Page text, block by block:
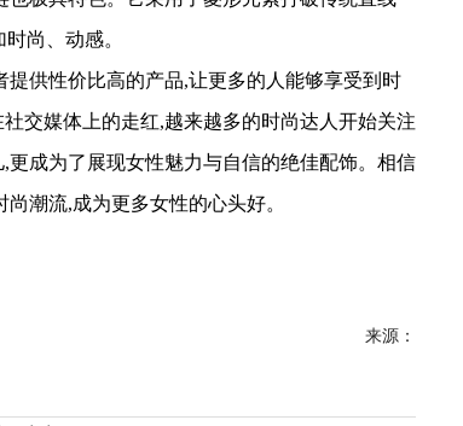
尚、动感。
供性价比高的产品,让更多的人能够享受到时
交媒体上的走红,越来越多的时尚达人开始关注
成为了展现女性魅力与自信的绝佳配饰。相信
潮流,成为更多女性的心头好。
来源：